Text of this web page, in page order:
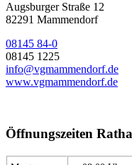
Augsburger Straße 12
82291 Mammendorf
08145 84-0
08145 1225
info@vgmammendorf.de
www.vgmammendorf.de
Öffnungszeiten